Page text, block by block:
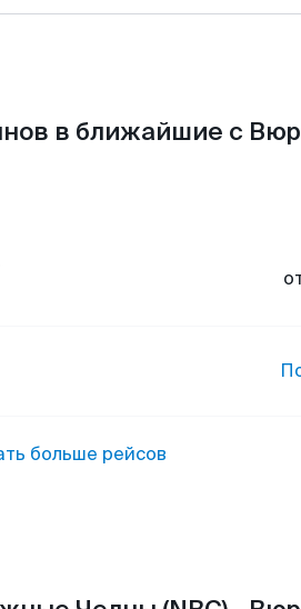
в ближайшие с
больше рейсов